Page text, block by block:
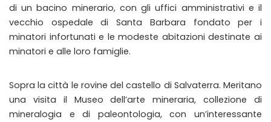
di un bacino minerario, con gli uffici amministrativi e il
vecchio ospedale di Santa Barbara fondato per i
minatori infortunati e le modeste abitazioni destinate ai
minatori e alle loro famiglie.
Sopra la città le rovine del castello di Salvaterra. Meritano
una visita il Museo dell’arte mineraria, collezione di
mineralogia e di paleontologia, con un’interessante